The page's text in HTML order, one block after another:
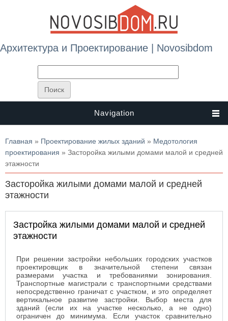
Архитектура и Проектирование | Novosibdom
Navigation
Вы здесь
Главная » Проектирование жилых зданий » Медотология
проектирования » Засторойка жилыми домами малой и средней
этажности
Засторойка жилыми домами малой и средней
этажности
Застройка жилыми домами малой и средней
этажности
При решении застройки небольших городских участков
проектировщик в значительной степени связан
размерами участка и требованиями зонирования.
Транспортные магистрали с транспортными средствами
непосредственно граничат с участком, и это определяет
вертикальное развитие застройки. Выбор места для
зданий (если их на участке несколько, а не одно)
ограничен до минимума. Если участок сравнительно